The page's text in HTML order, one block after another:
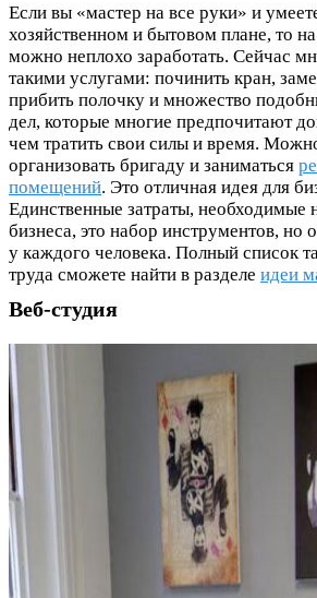
Если вы «мастер на все руки» и
хозяйственном и бытовом плане, то
можно неплохо заработать. Сейчас
такими услугами: починить кран,
прибить полочку и множество
дел, которые многие предпочитают
чем тратить свои силы и время.
организовать бригаду и заниматься
помещений. Это отличная идея для
Единственные затраты, необходимые
бизнеса, это набор инструментов, но
у каждого человека. Полный список
труда сможете найти в разделе идеи
Веб-студия